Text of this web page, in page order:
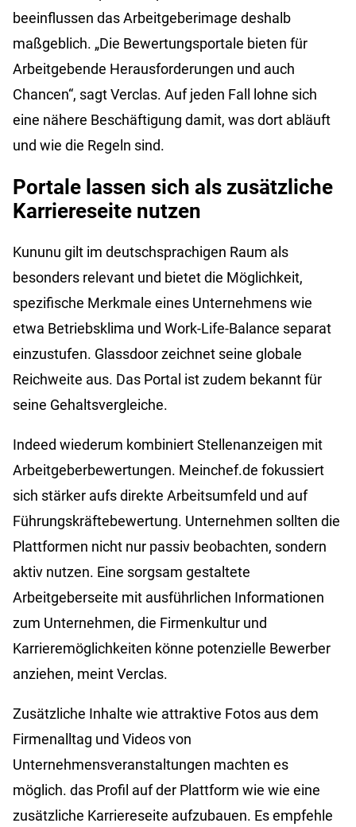
beeinflussen das Arbeitgeberimage deshalb
maßgeblich. „Die Bewertungsportale bieten für
Arbeitgebende Herausforderungen und auch
Chancen“, sagt Verclas. Auf jeden Fall lohne sich
eine nähere Beschäftigung damit, was dort abläuft
und wie die Regeln sind.
Portale lassen sich als zusätzliche
Karriereseite nutzen
Kununu gilt im deutschsprachigen Raum als
besonders relevant und bietet die Möglichkeit,
spezifische Merkmale eines Unternehmens wie
etwa Betriebsklima und Work-Life-Balance separat
einzustufen. Glassdoor zeichnet seine globale
Reichweite aus. Das Portal ist zudem bekannt für
seine Gehaltsvergleiche.
Indeed wiederum kombiniert Stellenanzeigen mit
Arbeitgeberbewertungen. Meinchef.de fokussiert
sich stärker aufs direkte Arbeitsumfeld und auf
Führungskräftebewertung. Unternehmen sollten die
Plattformen nicht nur passiv beobachten, sondern
aktiv nutzen. Eine sorgsam gestaltete
Arbeitgeberseite mit ausführlichen Informationen
zum Unternehmen, die Firmenkultur und
Karrieremöglichkeiten könne potenzielle Bewerber
anziehen, meint Verclas.
Zusätzliche Inhalte wie attraktive Fotos aus dem
Firmenalltag und Videos von
Unternehmensveranstaltungen machten es
möglich. das Profil auf der Plattform wie wie eine
zusätzliche Karriereseite aufzubauen. Es empfehle